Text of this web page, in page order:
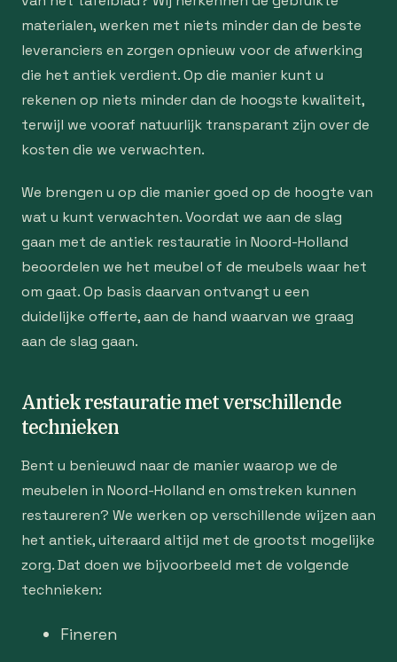
materialen, werken met niets minder dan de beste
leveranciers en zorgen opnieuw voor de afwerking
die het antiek verdient. Op die manier kunt u
rekenen op niets minder dan de hoogste kwaliteit,
terwijl we vooraf natuurlijk transparant zijn over de
kosten die we verwachten.
We brengen u op die manier goed op de hoogte van
wat u kunt verwachten. Voordat we aan de slag
gaan met de antiek restauratie in Noord-Holland
beoordelen we het meubel of de meubels waar het
om gaat. Op basis daarvan ontvangt u een
duidelijke offerte, aan de hand waarvan we graag
aan de slag gaan.
Antiek restauratie met verschillende
technieken
Bent u benieuwd naar de manier waarop we de
meubelen in Noord-Holland en omstreken kunnen
restaureren? We werken op verschillende wijzen aan
het antiek, uiteraard altijd met de grootst mogelijke
zorg. Dat doen we bijvoorbeeld met de volgende
technieken:
Fineren